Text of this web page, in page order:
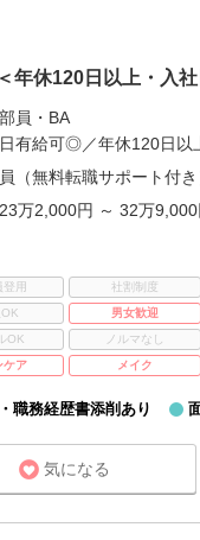
年休120日以上・入社
員・BA
日有給可◎／年休120日
（無料転職サポート付き
万2,000円 ～ 32万9,000
登用 社割制度
男女歓迎
OK
ノルマなし
ケア
メイク
職務経歴書添削あり
気になる